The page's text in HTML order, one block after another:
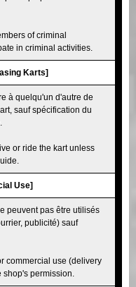
of criminal
in criminal activities.
Karts]
à quelqu'un d'autre de
sauf spécification du
or ride the kart unless
Use]
peuvent pas être utilisés
publicité) sauf
commercial use (delivery
permission.